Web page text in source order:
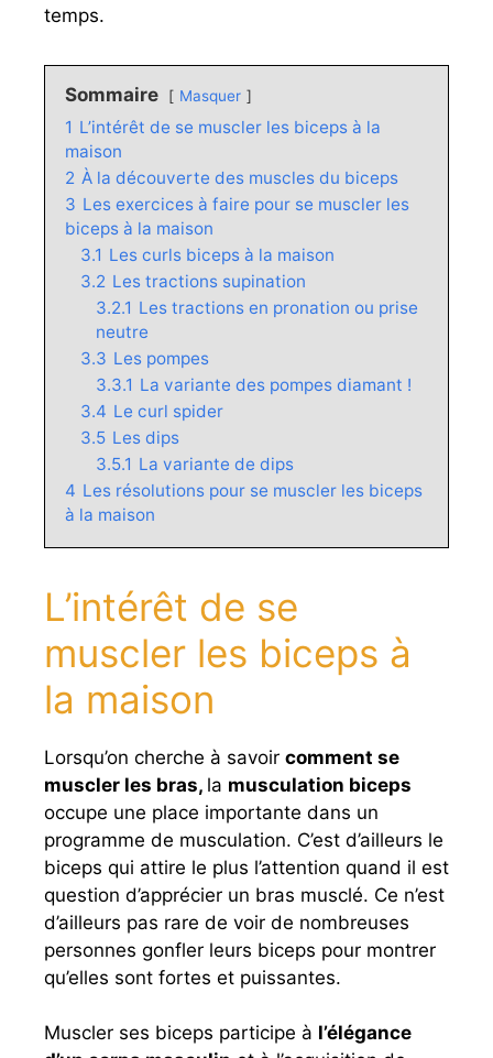
temps.
Sommaire Masquer
1 L’intérêt de se muscler les biceps à la
maison
2 À la découverte des muscles du biceps
3 Les exercices à faire pour se muscler les
biceps à la maison
3.1 Les curls biceps à la maison
3.2 Les tractions supination
3.2.1 Les tractions en pronation ou prise
neutre
3.3 Les pompes
3.3.1 La variante des pompes diamant !
3.4 Le curl spider
3.5 Les dips
3.5.1 La variante de dips
4 Les résolutions pour se muscler les biceps
à la maison
L’intérêt de se
muscler les biceps à
la maison
Lorsqu’on cherche à savoir comment se
muscler les bras, la musculation biceps
occupe une place importante dans un
programme de musculation. C’est d’ailleurs le
biceps qui attire le plus l’attention quand il est
question d’apprécier un bras musclé. Ce n’est
d’ailleurs pas rare de voir de nombreuses
personnes gonfler leurs biceps pour montrer
qu’elles sont fortes et puissantes.
Muscler ses biceps participe à l’élégance